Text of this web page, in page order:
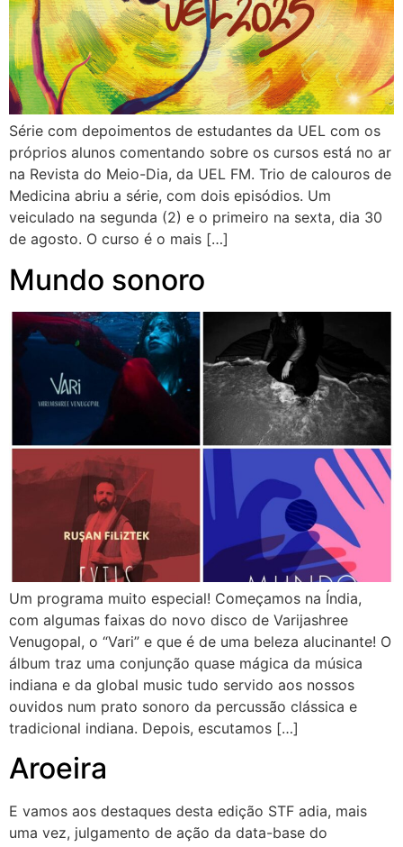
Série com depoimentos de estudantes da UEL com os
próprios alunos comentando sobre os cursos está no ar
na Revista do Meio-Dia, da UEL FM. Trio de calouros de
Medicina abriu a série, com dois episódios. Um
veiculado na segunda (2) e o primeiro na sexta, dia 30
de agosto. O curso é o mais […]
Mundo sonoro
Um programa muito especial! Começamos na Índia,
com algumas faixas do novo disco de Varijashree
Venugopal, o “Vari” e que é de uma beleza alucinante! O
álbum traz uma conjunção quase mágica da música
indiana e da global music tudo servido aos nossos
ouvidos num prato sonoro da percussão clássica e
tradicional indiana. Depois, escutamos […]
Aroeira
E vamos aos destaques desta edição STF adia, mais
uma vez, julgamento de ação da data-base do